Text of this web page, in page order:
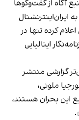
آگاه از گفت‌وگوها
ایران‌اینترنشنال
کرده‌ تنها در
ایتالیایی
گزارشی منتشر
ملونی،
این بحران هستند،
.